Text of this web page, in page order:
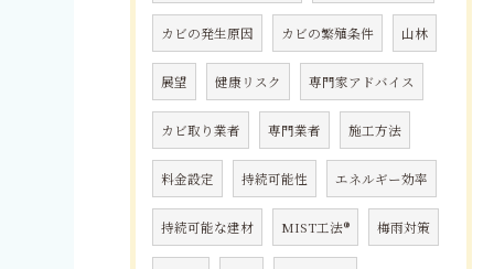
カビの発生原因 カビの繁殖条件 山林
展望 健康リスク 専門家アドバイス
カビ取り業者 専門業者 施工方法
料金設定 持続可能性 エネルギー効率
持続可能な建材 MIST工法® 梅雨対策